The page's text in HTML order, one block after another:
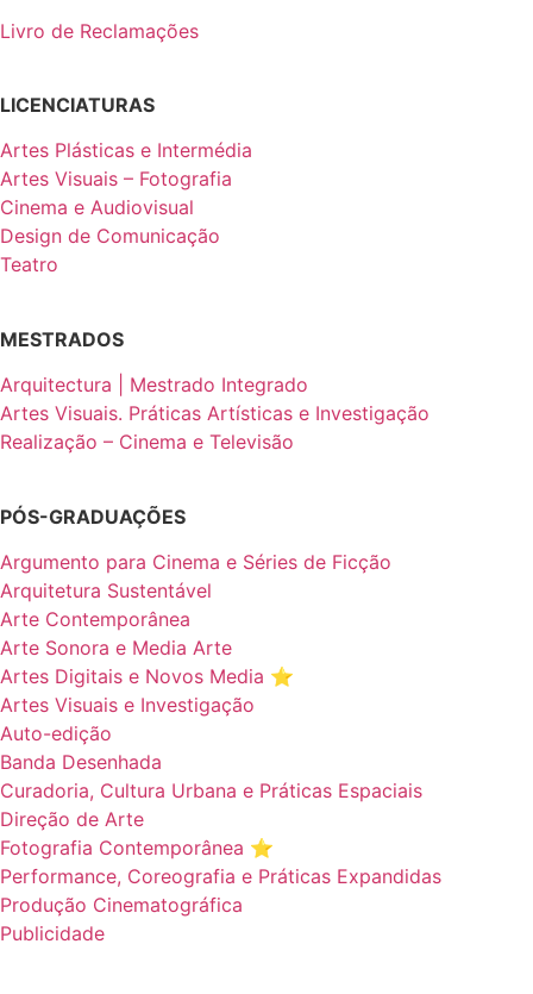
Livro de Reclamações
LICENCIATURAS
Artes Plásticas e Intermédia
Artes Visuais – Fotografia
Cinema e Audiovisual
Design de Comunicação
Teatro
MESTRADOS
Arquitectura | Mestrado Integrado
Artes Visuais. Práticas Artísticas e Investigação
Realização – Cinema e Televisão
PÓS-GRADUAÇÕES
Argumento para Cinema e Séries de Ficção
Arquitetura Sustentável
Arte Contemporânea
Arte Sonora e Media Arte
Artes Digitais e Novos Media ⭐️
Artes Visuais e Investigação
Auto-edição
Banda Desenhada
Curadoria, Cultura Urbana e Práticas Espaciais
Direção de Arte
Fotografia Contemporânea ⭐️
Performance, Coreografia e Práticas Expandidas
Produção Cinematográfica
Publicidade